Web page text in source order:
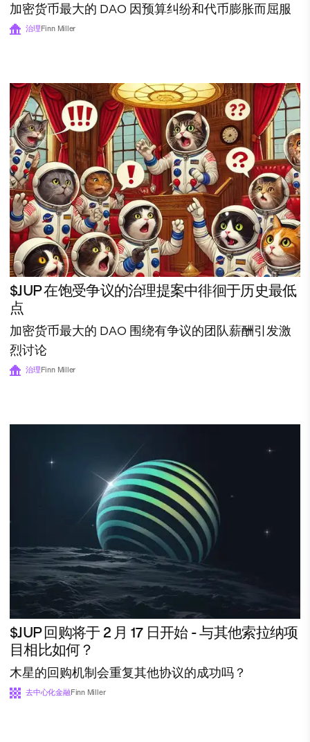
加密货币最大的 DAO 因预算纠纷和代币膨胀而屈服
治理Finn Miller
$JUP 在饱受争议的治理提案中徘徊于历史最低
点
加密货币最大的 DAO 围绕有争议的团队薪酬引发激
烈讨论
治理 Finn Miller
$JUP 回购将于 2 月 17 日开始 - 与其他索拉纳项
目相比如何？
木星的回购机制会重复其他协议的成功吗？
去中心化金融Finn Miller